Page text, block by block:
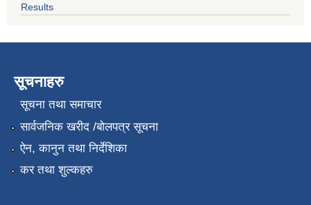
Results
सूचनाहरु
सूचना तथा समाचार
सार्वजनिक खरीद /बोलपत्र सूचना
ऐन, कानुन तथा निर्देशिका
कर तथा शुल्कहरु